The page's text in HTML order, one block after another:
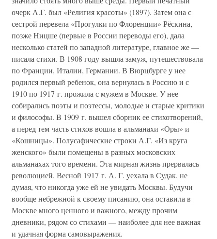
очерк А.Г. был «Религия красоты» (1897). Затем она с
сестрой перевела «Прогулки по Флоренции» Рёскина,
позже Ницше (первые в России переводы его), дала
несколько статей по западной литературе, главное же —
писала стихи. В 1908 году вышла замуж, путешествовала
по Франции, Италии, Германии. В Вюрцбурге у нее
родился первый ребенок, она вернулась в Россию и с
1910 по 1917 г. прожила с мужем в Москве. У нее
собирались поэты и поэтессы, молодые и старые критики
и философы. В 1909 г. вышел сборник ее стихотворений,
а перед тем часть стихов вошла в альманахи «Оры» и
«Кошницы». Полусафические строки А.Г. «Из круга
женского» были помещены в разных московских
альманахах того времени. Эта мирная жизнь прервалась
революцией. Весной 1917 г. А. Г. уехала в Судак, не
думая, что никогда уже ей не увидать Москвы. Будучи
вообще небрежной к своему писанию, она оставила в
Москве много ценного и важного, между прочим
дневники, рядом со стихами — наиболее для нее важная
и удачная форма самовыражения.